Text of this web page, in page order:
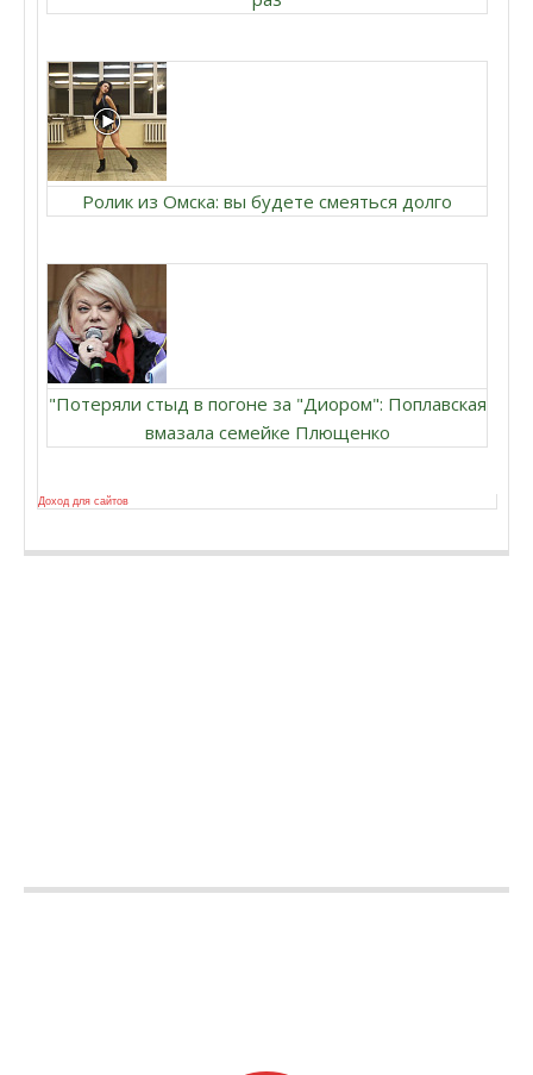
Ролик из Омска: вы будете смеяться долго
"Потеряли стыд в погоне за "Диором": Поплавская
вмазала семейке Плющенко
Доход для сайтов